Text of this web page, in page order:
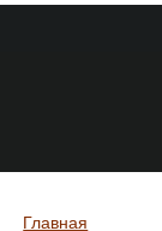
Главная